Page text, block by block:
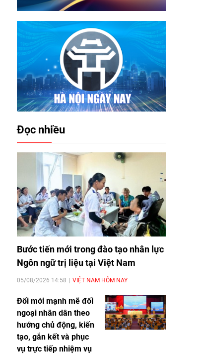
Đọc nhiều
Bước tiến mới trong đào tạo nhân lực
Ngôn ngữ trị liệu tại Việt Nam
05/08/2026 14:58 VIỆT NAM HÔM NAY
Đổi mới mạnh mẽ đối
ngoại nhân dân theo
hướng chủ động, kiến
tạo, gắn kết và phục
vụ trực tiếp nhiệm vụ